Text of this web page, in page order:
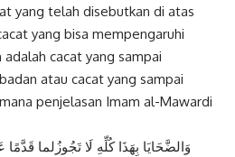
yang telah disebutkan di atas
yang bisa mempengaruhi
cacat yang sampai
atau cacat yang sampai
penjelasan Imam al-Mawardi
وَالضَّحَايَا بِهَذَا كُلِّهِ لَا تَجُوزُلما